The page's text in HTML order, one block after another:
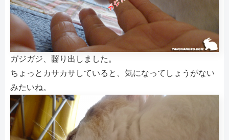
ガジガジ、齧り出しました。
ちょっとカサカサしていると、気になってしょうがない
みたいね。